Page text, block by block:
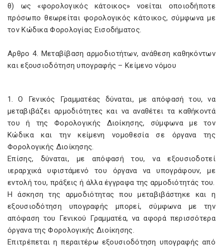
θ) ως «φορολογικός κάτοικος» νοείται οποιοδήποτε
πρόσωπο θεωρείται φορολογικός κάτοικος, σύμφωνα με
τον Κώδικα Φορολογίας Εισοδήματος.
Αρθρο 4. Μεταβίβαση αρμοδιοτήτων, ανάθεση καθηκόντων
και εξουσιοδότηση υπογραφής – Κείμενο νόμου
1. Ο Γενικός Γραμματέας δύναται, με απόφασή του, να
μεταβιβάζει αρμοδιότητες και να αναθέτει τα καθήκοντά
του ή της Φορολογικής Διοίκησης, σύμφωνα με τον
Κώδικα και την κείμενη νομοθεσία σε όργανα της
Φορολογικής Διοίκησης.
Επίσης, δύναται, με απόφασή του, να εξουσιοδοτεί
ιεραρχικά υφιστάμενό του όργανα να υπογράφουν, με
εντολή του, πράξεις ή άλλα έγγραφα της αρμοδιότητάς του.
Η άσκηση της αρμοδιότητας που μεταβιβάστηκε και η
εξουσιοδότηση υπογραφής μπορεί, σύμφωνα με την
απόφαση του Γενικού Γραμματέα, να αφορά περισσότερα
όργανα της Φορολογικής Διοίκησης.
Επιτρέπεται η περαιτέρω εξουσιοδότηση υπογραφής από